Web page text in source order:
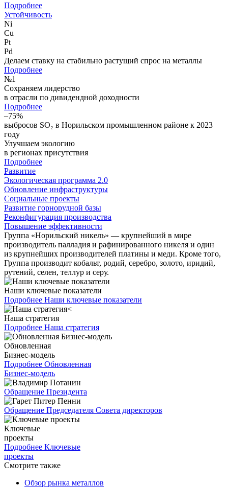
Подробнее
Устойчивость
Ni
Cu
Pt
Pd
Делаем ставку на стабильно растущий спрос на металлы
Подробнее
№1
Сохраняем лидерство
в отрасли по дивидендной доходности
Подробнее
–75%
выбросов SO₂ в Норильском промышленном районе к 2023
году
Улучшаем экологию
в регионах присутствия
Подробнее
Развитие
Экологическая программа 2.0
Обновление инфраструктуры
Социальные проекты
Развитие горнорудной базы
Реконфигурация производства
Повышение эффективности
Группа «Норильский никель» — крупнейший в мире
производитель палладия и рафинированного никеля и один
из крупнейших производителей платины и меди. Кроме того,
Группа производит кобальт, родий, серебро, золото, иридий,
рутений, селен, теллур и серу.
Наши ключевые показатели
Подробнее Наши ключевые показатели
Наша стратегия
Подробнее Наша стратегия
Обновленная
Бизнес-модель
Подробнее Обновленная
Бизнес-модель
Обращение Президента
Обращение Председателя Совета директоров
Ключевые
проекты
Подробнее Ключевые
проекты
Смотрите также
Обзор рынка металлов